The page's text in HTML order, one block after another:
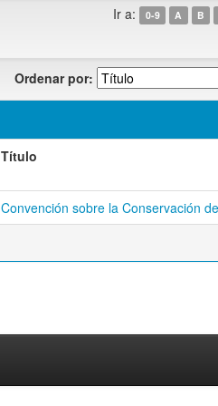
Ir a: 0-9 A B
Ordenar por:
Título
Convención sobre la Conservación